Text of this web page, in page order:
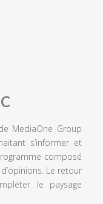
MediaOne Group
s’informer et
composé
Le retour
le paysage